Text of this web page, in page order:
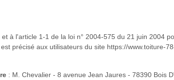
à l'article 1-1 de la loi n° 2004-575 du 21 juin 2004
précisé aux utilisateurs du site https://www.toiture-
: M. Chevalier - 8 avenue Jean Jaures - 78390 Bois